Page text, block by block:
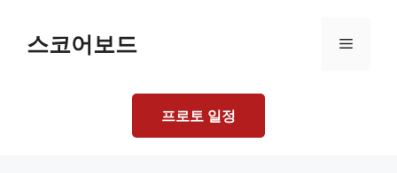
content스코어보드 Menu
프로토 일정